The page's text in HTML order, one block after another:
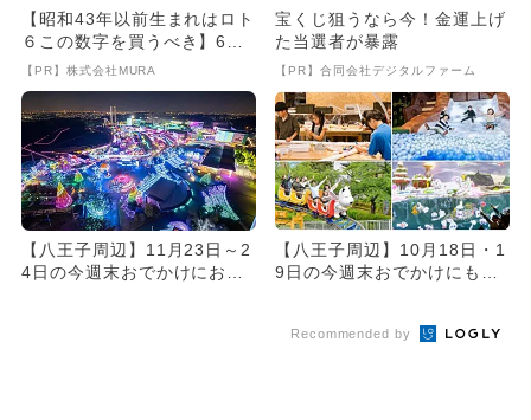
【昭和43年以前生まれはロト
６この数字を買うべき】6つ
の数字が「完全一致」する
【PR】株式会社MURA
宝くじ狙うなら今！金運上げ
た当選者が暴露
【PR】合同会社デジタルファーム
【八王子周辺】11月23日～2
4日の今週末おでかけにおす
【八王子周辺】10月18日・1
9日の今週末おでかけにもお
Recommended by